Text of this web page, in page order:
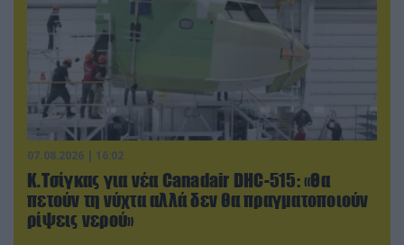
07.08.2026 | 16:02
Κ.Τσίγκας για νέα Canadair DHC-515: «Θα
πετούν τη νύχτα αλλά δεν θα πραγματοποιούν
ρίψεις νερού»